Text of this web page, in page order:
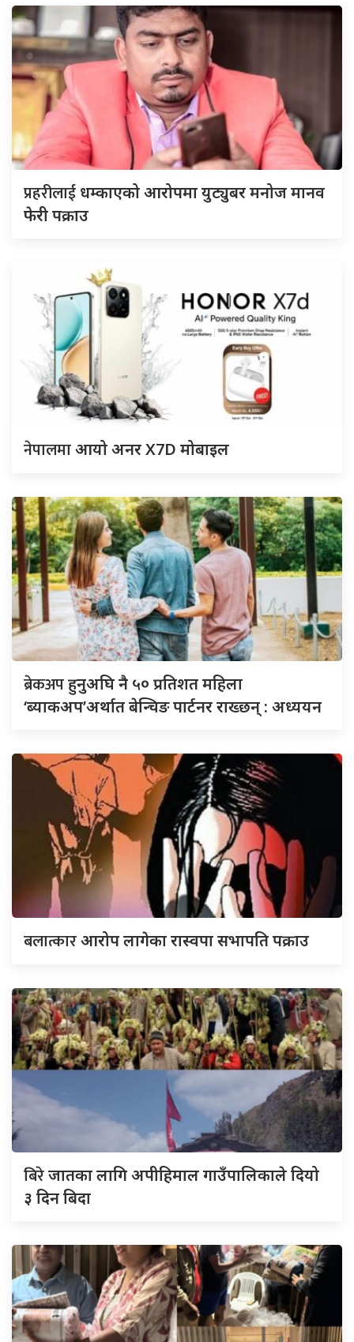
प्रहरीलाई धम्काएको आरोपमा युट्युबर मनोज मानव
फेरी पक्राउ
नेपालमाआयो अनर X7D मोबाइल
ब्रेकअपहुनुअघि नै ५० प्रतिशत महिला
‘ब्याकअप’अर्थात बेन्चिङ पार्टनर राख्छन् : अध्ययन
बलात्कारआरोप लागेका रास्वपा सभापति पक्राउ
बिरेजातका लागि अपीहिमाल गाउँपालिकाले दियो
३ दिन बिदा